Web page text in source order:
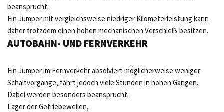
beansprucht.
Ein Jumper mit vergleichsweise niedriger Kilometerleistung kann
daher trotzdem einen hohen mechanischen Verschleiß besitzen.
AUTOBAHN- UND FERNVERKEHR
Ein Jumper im Fernverkehr absolviert möglicherweise weniger
Schaltvorgänge, fährt jedoch viele Stunden in hohen Gängen.
Dabei werden besonders beansprucht:
Lager der Getriebewellen,